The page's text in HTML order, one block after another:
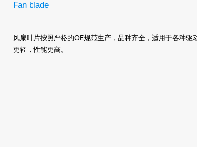
Fan blade
风扇叶片按照严格的OE规范生产，品种齐全，适用于各种驱
更轻，性能更高。